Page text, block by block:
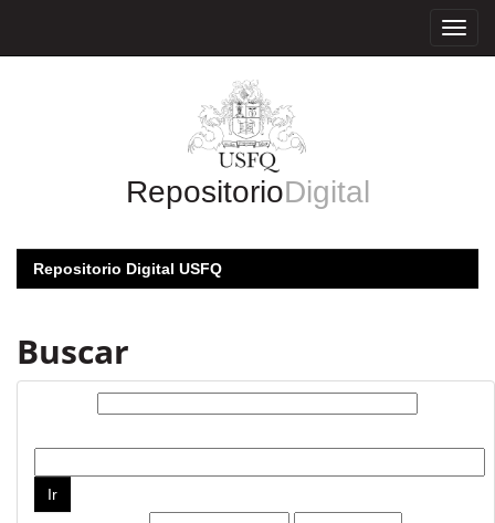
RepositorioDigital
Repositorio Digital USFQ
Buscar